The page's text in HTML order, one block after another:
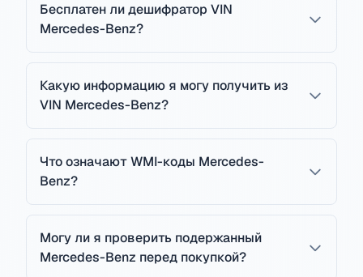
Бесплатен ли дешифратор VIN
Mercedes-Benz?
Какую информацию я могу получить из
VIN Mercedes-Benz?
Что означают WMI-коды Mercedes-
Benz?
Могу ли я проверить подержанный
Mercedes-Benz перед покупкой?